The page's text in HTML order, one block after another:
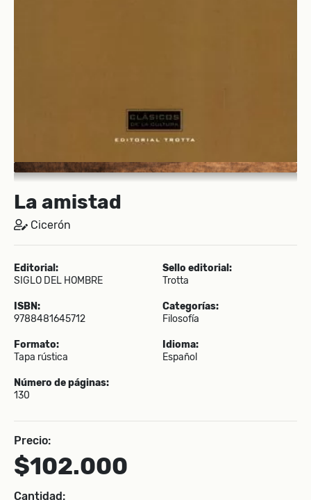
La amistad
Cicerón
Editorial:
SIGLO DEL HOMBRE
Sello editorial:
Trotta
ISBN:
9788481645712
Categorías:
Filosofía
Formato:
Tapa rústica
Idioma:
Español
Número de páginas:
130
Precio:
$102.000
Cantidad: